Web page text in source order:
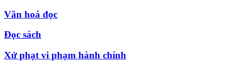
Văn hoá đọc
Đọc sách
Xử phạt vi phạm hành chính